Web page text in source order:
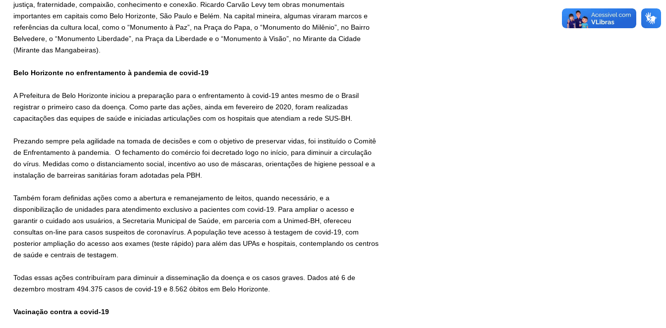
justiça, fraternidade, compaixão, conhecimento e conexão. Ricardo Carvão Levy tem obras monumentais
importantes em capitais como Belo Horizonte, São Paulo e Belém. Na capital mineira, algumas viraram marcos e
referências da cultura local, como o “Monumento à Paz”, na Praça do Papa, o “Monumento do Milênio”, no Bairro
Belvedere, o “Monumento Liberdade”, na Praça da Liberdade e o “Monumento à Visão”, no Mirante da Cidade
(Mirante das Mangabeiras).
Belo Horizonte no enfrentamento à pandemia de covid-19
A Prefeitura de Belo Horizonte iniciou a preparação para o enfrentamento à covid-19 antes mesmo de o Brasil
registrar o primeiro caso da doença. Como parte das ações, ainda em fevereiro de 2020, foram realizadas
capacitações das equipes de saúde e iniciadas articulações com os hospitais que atendiam a rede SUS-BH.
Prezando sempre pela agilidade na tomada de decisões e com o objetivo de preservar vidas, foi instituído o Comitê
de Enfrentamento à pandemia. O fechamento do comércio foi decretado logo no início, para diminuir a circulação
do vírus. Medidas como o distanciamento social, incentivo ao uso de máscaras, orientações de higiene pessoal e a
instalação de barreiras sanitárias foram adotadas pela PBH.
Também foram definidas ações como a abertura e remanejamento de leitos, quando necessário, e a
disponibilização de unidades para atendimento exclusivo a pacientes com covid-19. Para ampliar o acesso e
garantir o cuidado aos usuários, a Secretaria Municipal de Saúde, em parceria com a Unimed-BH, ofereceu
consultas on-line para casos suspeitos de coronavírus. A população teve acesso à testagem de covid-19, com
posterior ampliação do acesso aos exames (teste rápido) para além das UPAs e hospitais, contemplando os centros
de saúde e centrais de testagem.
Todas essas ações contribuíram para diminuir a disseminação da doença e os casos graves. Dados até 6 de
dezembro mostram 494.375 casos de covid-19 e 8.562 óbitos em Belo Horizonte.
Vacinação contra a covid-19